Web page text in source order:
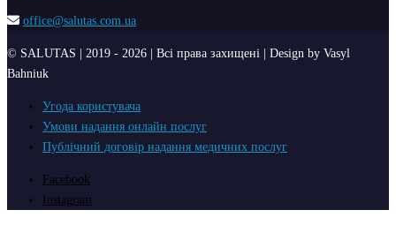
office@salutas.com.ua
© SALUTAS | 2019 - 2026 | Всі права захищені | Design by Vasyl
Bahniuk
Угода користувача
Умови надання онлайн послуг
Публічний договір надання медичних послуг
Facebook
Instagram